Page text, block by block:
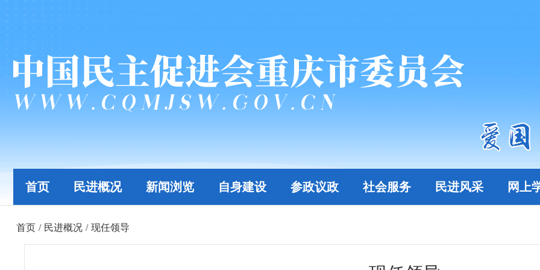
首页 民进概况 新闻浏览 自身建设 参政议政 社会服务 民进风采 网上
首页 / 民进概况 / 现任领导